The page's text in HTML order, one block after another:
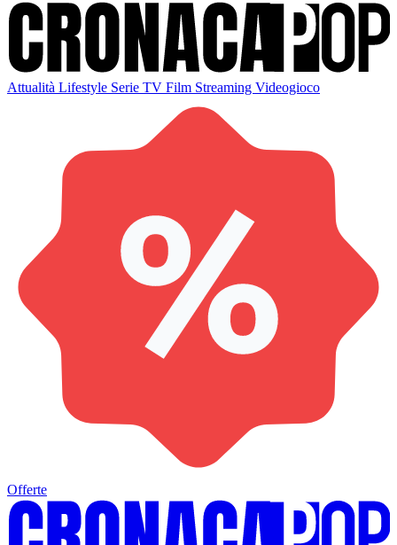
Attualità Lifestyle Serie TV Film Streaming Videogioco
Offerte